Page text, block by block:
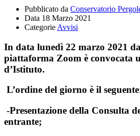
Pubblicato da Conservatorio
Data 18 Marzo 2021
Categorie Avvisi
In data lunedì 22 marzo 2021
piattaforma Zoom è convocata
d’Istituto.
L’ordine del giorno è il
-Presentazione della Consulta
entrante;